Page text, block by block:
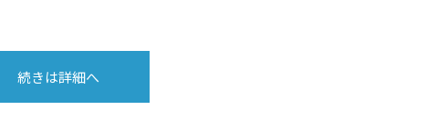
続きは詳細へ